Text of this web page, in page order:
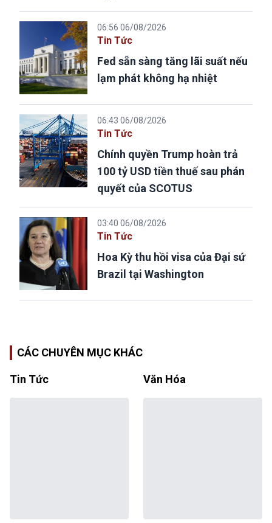
06:56 06/08/2026
Tin Tức
Fed sẵn sàng tăng lãi suất nếu
lạm phát không hạ nhiệt
06:43 06/08/2026
Tin Tức
Chính quyền Trump hoàn trả
100 tỷ USD tiền thuế sau phán
quyết của SCOTUS
03:40 06/08/2026
Tin Tức
Hoa Kỳ thu hồi visa của Đại sứ
Brazil tại Washington
CÁC CHUYÊN MỤC KHÁC
Tin Tức Văn Hóa